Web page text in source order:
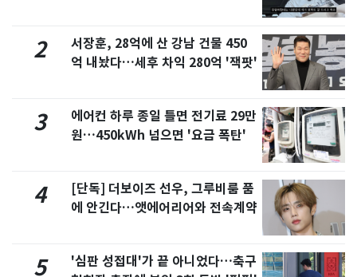
2
서장훈, 28억에 산 강남 건물 450
억 내놨다…세후 차익 280억 '잭팟'
3
에어컨 하루 종일 틀면 전기료 29만
원…450kWh 넘으면 '요금 폭탄'
4
[단독] 더보이즈 선우, 그루비룸 품
에 안긴다…앳에어리어와 전속계약
5
'심판 성접대'가 끝 아니었다…축구